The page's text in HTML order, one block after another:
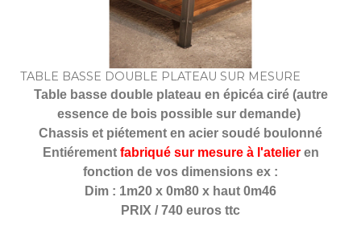
TABLE BASSE DOUBLE PLATEAU SUR MESURE
Table basse double plateau en épicéa ciré (autre
essence de bois possible sur demande)
Chassis et piétement en acier soudé boulonné
Entiérement fabriqué sur mesure à l'atelieren
fonction de vos dimensions ex :
Dim : 1m20 x 0m80 x haut 0m46
PRIX / 740 euros ttc